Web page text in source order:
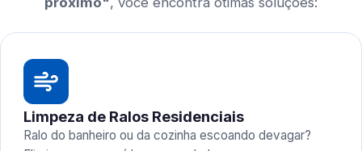
Limpeza de Ralos Residenciais
Ralo do banheiro ou da cozinha escoando devagar?